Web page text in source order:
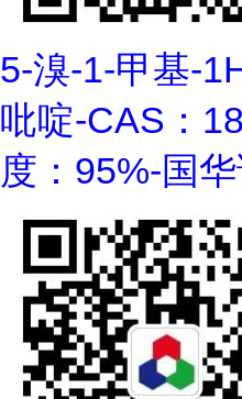
5-溴-1-甲基-
吡啶-CAS：
度：95%-国